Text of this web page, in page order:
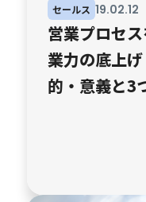
セールス 19.02.12
営業プロセ
業力の底上
的・意義と3